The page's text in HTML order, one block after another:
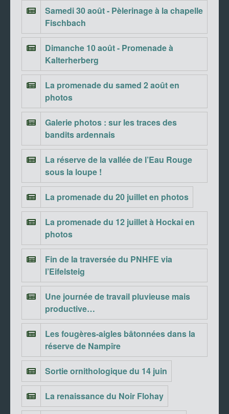
Samedi 30 août - Pèlerinage à la chapelle
Fischbach
Dimanche 10 août - Promenade à
Kalterherberg
La promenade du samed 2 août en
photos
Galerie photos : sur les traces des
bandits ardennais
La réserve de la vallée de l’Eau Rouge
sous la loupe !
La promenade du 20 juillet en photos
La promenade du 12 juillet à Hockai en
photos
Fin de la traversée du PNHFE via
l’Eifelsteig
Une journée de travail pluvieuse mais
productive…
Les fougères-aigles bâtonnées dans la
réserve de Nampîre
Sortie ornithologique du 14 juin
La renaissance du Noir Flohay